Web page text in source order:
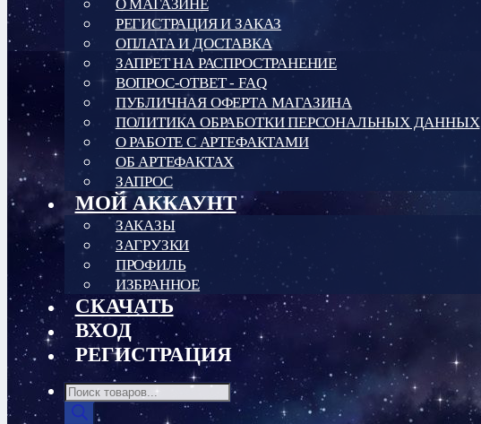
О МАГАЗИНЕ
РЕГИСТРАЦИЯ И ЗАКАЗ
ОПЛАТА И ДОСТАВКА
ЗАПРЕТ НА РАСПРОСТРАНЕНИЕ
ВОПРОС-ОТВЕТ - FAQ
ПУБЛИЧНАЯ ОФЕРТА МАГАЗИНА
ПОЛИТИКА ОБРАБОТКИ ПЕРСОНАЛЬНЫХ ДАННЫХ
О РАБОТЕ С АРТЕФАКТАМИ
ОБ АРТЕФАКТАХ
ЗАПРОС
МОЙ АККАУНТ
ЗАКАЗЫ
ЗАГРУЗКИ
ПРОФИЛЬ
ИЗБРАННОЕ
СКАЧАТЬ
ВХОД
РЕГИСТРАЦИЯ
Поиск
товаров